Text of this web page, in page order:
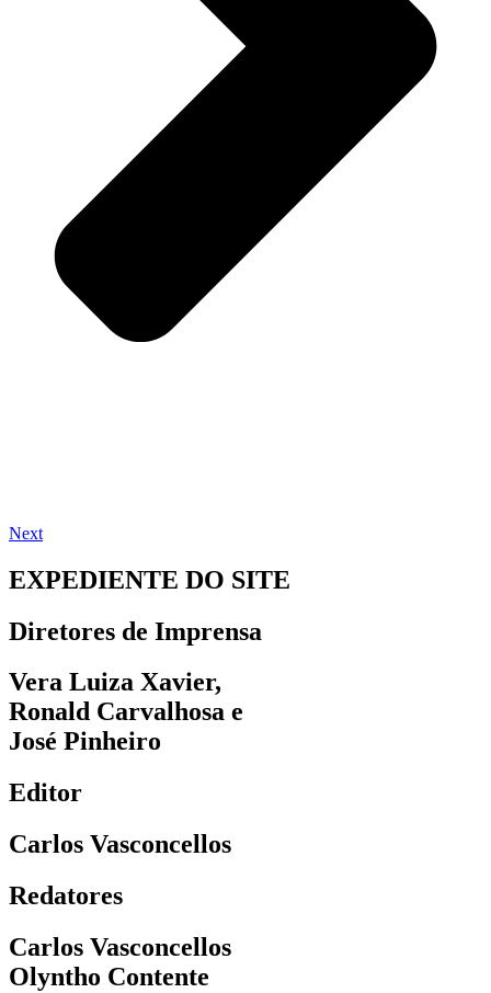
Next
EXPEDIENTE DO SITE
Diretores de Imprensa
Vera Luiza Xavier,
Ronald Carvalhosa e
José Pinheiro
Editor
Carlos Vasconcellos
Redatores
Carlos Vasconcellos
Olyntho Contente